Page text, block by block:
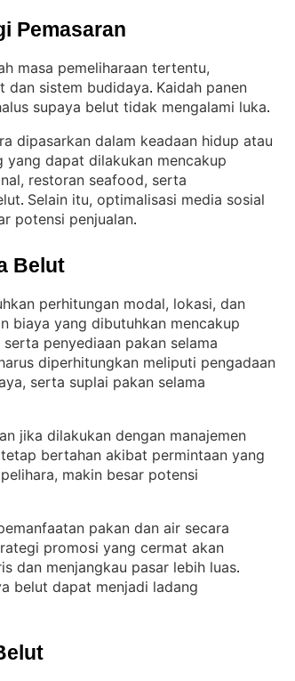
Pemasaran
masa pemeliharaan tertentu,
dan sistem budidaya. Kaidah panen
supaya belut tidak mengalami luka.
dipasarkan dalam keadaan hidup atau
yang dapat dilakukan mencakup
restoran seafood, serta
. Selain itu, optimalisasi media sosial
potensi penjualan.
Belut
perhitungan modal, lokasi, dan
biaya yang dibutuhkan mencakup
penyediaan pakan selama
diperhitungkan meliputi pengadaan
serta suplai pakan selama
jika dilakukan dengan manajemen
bertahan akibat permintaan yang
makin besar potensi
pakan dan air secara
promosi yang cermat akan
dan menjangkau pasar lebih luas
belut dapat menjadi ladang